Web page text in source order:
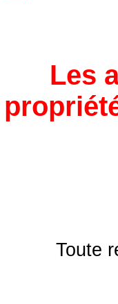
Les
Toute